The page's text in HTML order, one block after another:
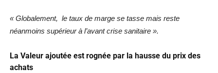
« Globalement, le taux de marge se tasse mais reste
néanmoins supérieur à l’avant crise sanitaire ».
La Valeur ajoutée est rognée par la hausse du prix des
achats